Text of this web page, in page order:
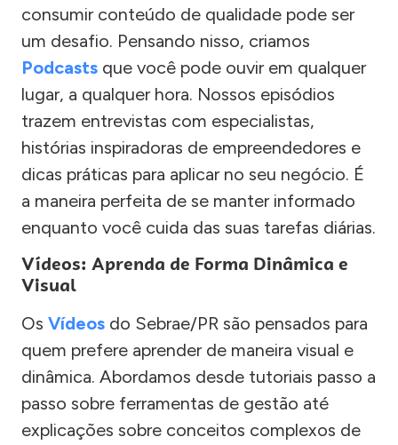
consumir conteúdo de qualidade pode ser
um desafio. Pensando nisso, criamos
Podcasts que você pode ouvir em qualquer
lugar, a qualquer hora. Nossos episódios
trazem entrevistas com especialistas,
histórias inspiradoras de empreendedores e
dicas práticas para aplicar no seu negócio. É
a maneira perfeita de se manter informado
enquanto você cuida das suas tarefas diárias.
Vídeos: Aprenda de Forma Dinâmica e
Visual
Os Vídeos do Sebrae/PR são pensados para
quem prefere aprender de maneira visual e
dinâmica. Abordamos desde tutoriais passo a
passo sobre ferramentas de gestão até
explicações sobre conceitos complexos de